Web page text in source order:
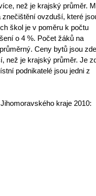
než je krajský průměr.
ovzduší, které
škol je v poměru k počtu
o 4 %. Počet žáků na
Ceny bytů jsou
než je krajský průměr. Je
podnikatelé jsou jedni z
kraje 2010: